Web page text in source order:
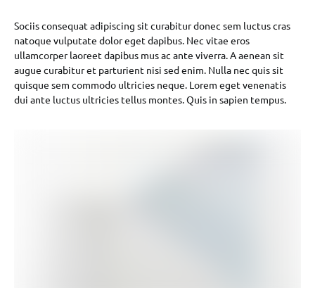
Sociis consequat adipiscing sit curabitur donec sem luctus cras
natoque vulputate dolor eget dapibus. Nec vitae eros
ullamcorper laoreet dapibus mus ac ante viverra. A aenean sit
augue curabitur et parturient nisi sed enim. Nulla nec quis sit
quisque sem commodo ultricies neque. Lorem eget venenatis
dui ante luctus ultricies tellus montes. Quis in sapien tempus.